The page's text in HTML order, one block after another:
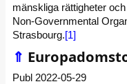
mänskliga rättigheter
Non-Governmental
Strasbourg.[1]
⇑
Publ 2022-05-29